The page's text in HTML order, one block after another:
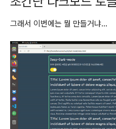
그래서 이번에는 뭘 만들거냐...